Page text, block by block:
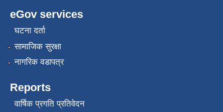
eGov services
घटना दर्ता
सामाजिक सुरक्षा
नागरिक वडापत्र
Reports
वार्षिक प्रगति प्रतिवेदन